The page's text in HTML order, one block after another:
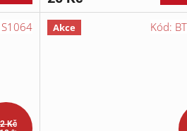
Kč
S1064 Akce Kód: